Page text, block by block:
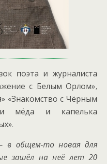
поэта и журналиста
с Белым Орлом»,
«Знакомство с Чёрным
мёда и капелька
в общем-то новая для
зашёл на неё лет 20